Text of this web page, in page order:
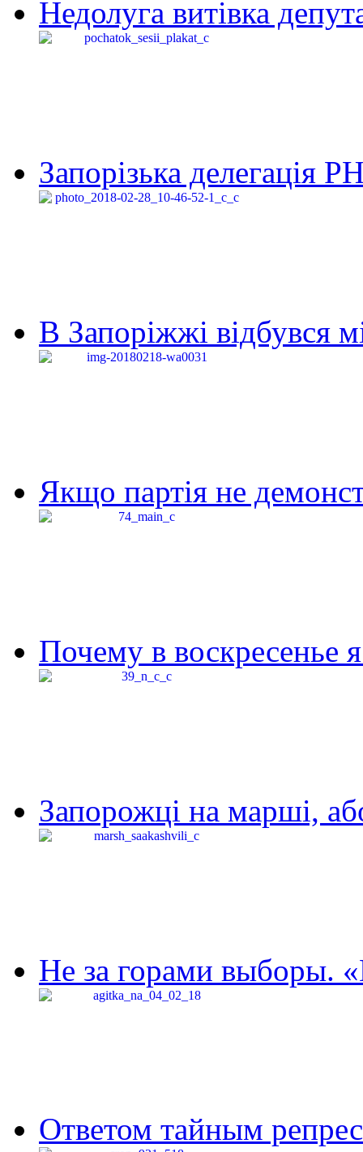
Недолуга витівка
Запорізька делегація
В Запоріжжі відбувся
Якщо партія не
Почему в воскресенье
Запорожці на марші,
Не за горами выборы.
Ответом тайным